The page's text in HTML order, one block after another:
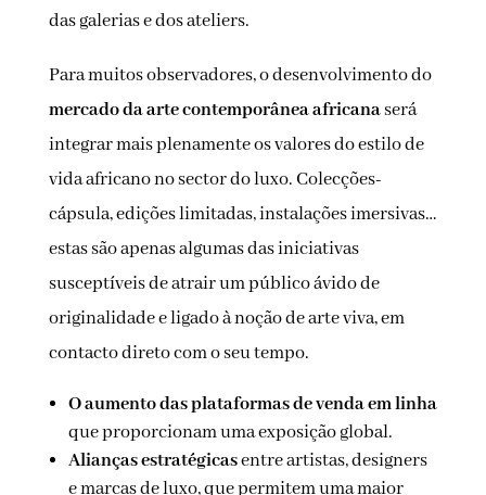
das galerias e dos ateliers.
Para muitos observadores, o desenvolvimento do
mercado da arte contemporânea africanaserá
integrar mais plenamente os valores do estilo de
vida africano no sector do luxo. Colecções-
cápsula, edições limitadas, instalações imersivas…
estas são apenas algumas das iniciativas
susceptíveis de atrair um público ávido de
originalidade e ligado à noção de arte viva, em
contacto direto com o seu tempo.
O aumento das plataformas de venda em linha
que proporcionam uma exposição global.
Alianças estratégicasentre artistas, designers
e marcas de luxo, que permitem uma maior